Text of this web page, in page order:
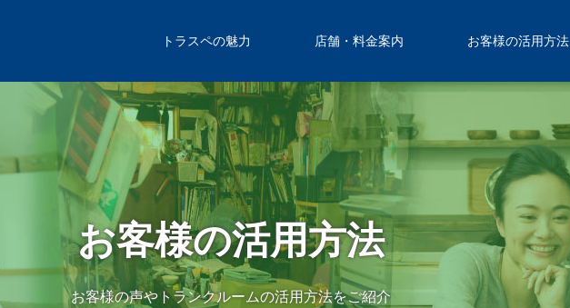
トラスペの魅力 店舗・料金案内 お客様の活用方法
お客様の活用方法
お客様の声やトランクルームの活用方法をご紹介